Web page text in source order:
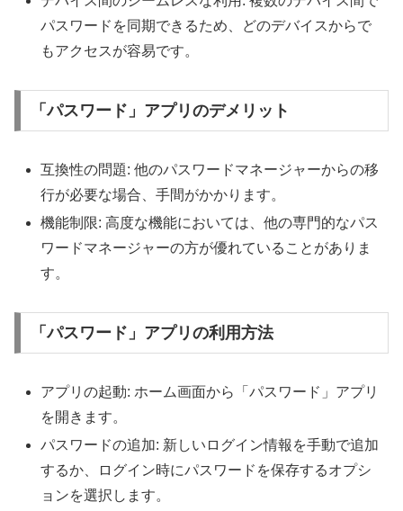
パスワードを同期できるため、どのデバイスからで
もアクセスが容易です。
「パスワード」アプリのデメリット
互換性の問題: 他のパスワードマネージャーからの移
行が必要な場合、手間がかかります。
機能制限: 高度な機能においては、他の専門的なパス
ワードマネージャーの方が優れていることがありま
す。
「パスワード」アプリの利用方法
アプリの起動: ホーム画面から「パスワード」アプリ
を開きます。
パスワードの追加: 新しいログイン情報を手動で追加
するか、ログイン時にパスワードを保存するオプシ
ョンを選択します。